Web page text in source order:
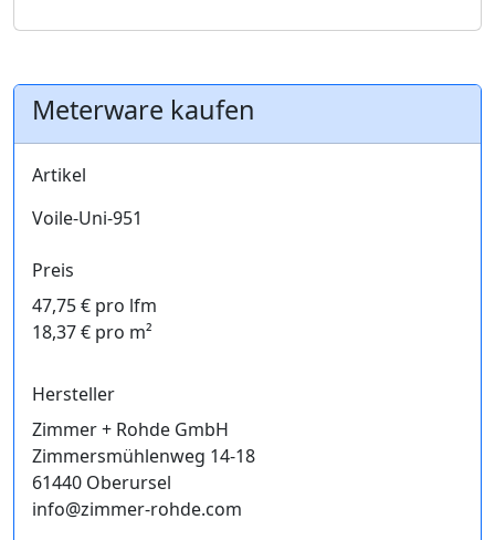
Meterware kaufen
Artikel
Voile-Uni-951
Preis
47,75 € pro lfm
18,37 € pro m²
Hersteller
Zimmer + Rohde GmbH
Zimmersmühlenweg 14-18
61440 Oberursel
info@zimmer-rohde.com